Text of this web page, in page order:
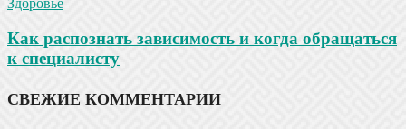
Здоровье
Как распознать зависимость и когда обращаться
к специалисту
СВЕЖИЕ КОММЕНТАРИИ